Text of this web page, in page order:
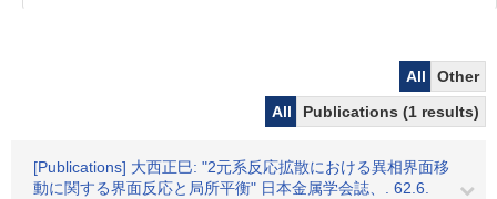
All
Other
All
Publications (1 results)
[Publications] 大西正巳: "2元系反応拡散における異相界面移
動に関する界面反応と局所平衡" 日本金属学会誌、. 62.6.